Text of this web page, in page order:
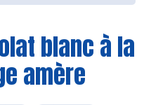
blanc à la
amère